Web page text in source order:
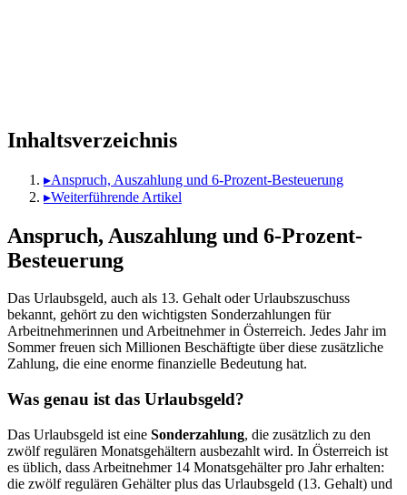
Inhaltsverzeichnis
▸Anspruch, Auszahlung und 6-Prozent-Besteuerung
▸Weiterführende Artikel
Anspruch, Auszahlung und 6-Prozent-
Besteuerung
Das Urlaubsgeld, auch als 13. Gehalt oder Urlaubszuschuss
bekannt, gehört zu den wichtigsten Sonderzahlungen für
Arbeitnehmerinnen und Arbeitnehmer in Österreich. Jedes Jahr im
Sommer freuen sich Millionen Beschäftigte über diese zusätzliche
Zahlung, die eine enorme finanzielle Bedeutung hat.
Was genau ist das Urlaubsgeld?
Das Urlaubsgeld ist eine Sonderzahlung, die zusätzlich zu den
zwölf regulären Monatsgehältern ausbezahlt wird. In Österreich ist
es üblich, dass Arbeitnehmer 14 Monatsgehälter pro Jahr erhalten:
die zwölf regulären Gehälter plus das Urlaubsgeld (13. Gehalt) und